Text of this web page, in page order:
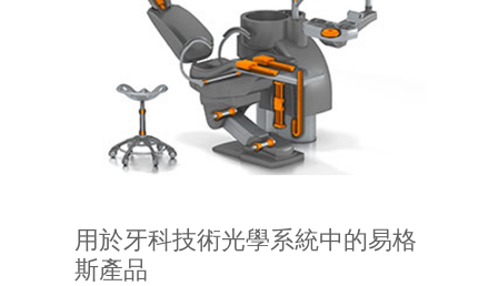
用於牙科技術光學系統中的易格
斯產品